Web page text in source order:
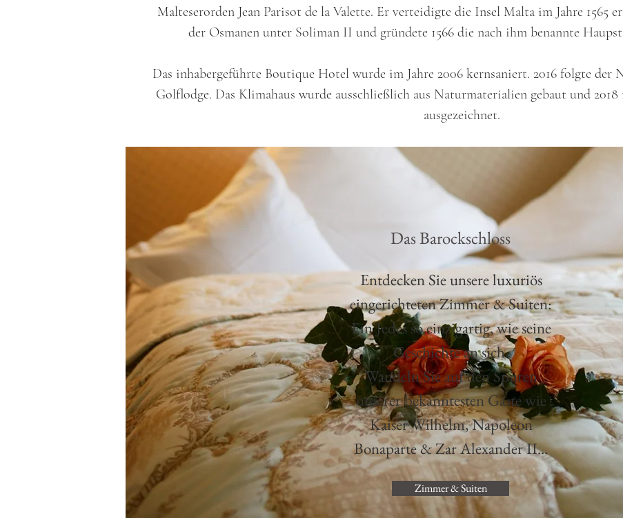
Malteserorden Jean Parisot de la Valette. Er verteidigte die Insel Malta im Jahre 1565
der Osmanen unter Soliman II und gründete 1566 die nach ihm benannte
Das inhabergeführte Boutique Hotel wurde im Jahre 2006 kernsaniert. 2016 folgte der
Golflodge. Das Klimahaus wurde ausschließlich aus Naturmaterialien gebaut und
ausgezeichnet.
Das Barockschloss
Entdecken Sie unsere luxuriös
eingerichteten Zimmer & Suiten:
Ein Jedes so einzigartig, wie seine
Geschichte an sich.
Wandeln Sie auf den Spuren
unserer bekanntesten Gäste wie
Kaiser Wilhelm, Napoleon
Bonaparte & Zar Alexander II...
Zimmer & Suiten